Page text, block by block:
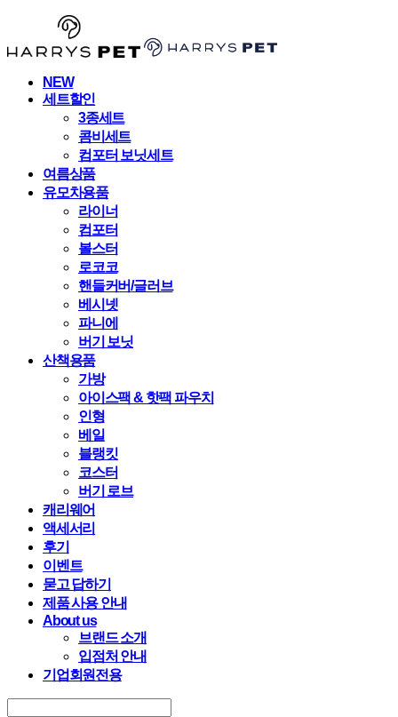
NEW
세트할인
3종세트
콤비세트
컴포터 보닛세트
여름상품
유모차용품
라이너
컴포터
볼스터
로코코
핸들커버/글러브
베시넷
파니에
버기 보닛
산책용품
가방
아이스팩 & 핫팩 파우치
인형
베일
블랭킷
코스터
버기 로브
캐리웨어
액세서리
후기
이벤트
묻고 답하기
제품 사용 안내
About us
브랜드 소개
입점처 안내
기업회원전용